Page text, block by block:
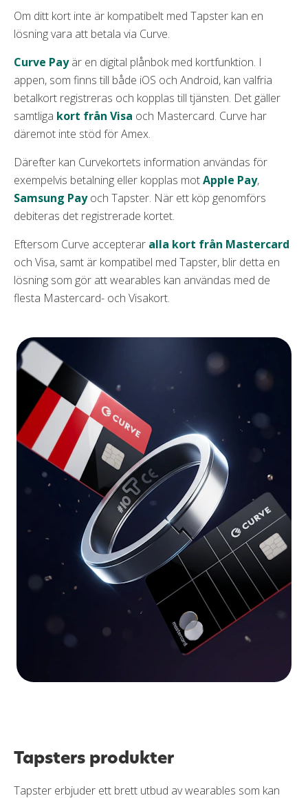
Klarna
Marginalen Bank
Moorwand
Nordea
Norion Bank
Northmill Bank
Revolut
SEB CoBrands
SEB
Swedbank
Wallester
Om ditt kort inte är kompatibelt med Tapster kan en
lösning vara att betala via Curve.
Curve Payär en digital plånbok med kortfunktion. I
appen, som finns till både iOS och Android, kan valfria
betalkort registreras och kopplas till tjänsten. Det gäller
samtliga kort från Visa och Mastercard. Curve har
däremot inte stöd för Amex.
Därefter kan Curvekortets information användas för
exempelvis betalning eller kopplas motApple Pay,
Samsung Payoch Tapster. När ett köp genomförs
debiteras det registrerade kortet.
Eftersom Curve accepterar alla kort från Mastercard
och Visa, samt är kompatibel med Tapster, blir detta en
lösning som gör att wearables kan användas med de
flesta Mastercard- och Visakort.
Tapsters produkter
Tapster erbjuder ett brett utbud av wearables som kan